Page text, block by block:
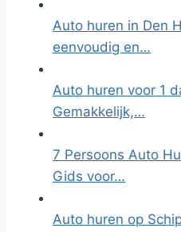
Auto huren in Den
eenvoudig en…
Auto huren voor 1
Gemakkelijk,…
7 Persoons Auto
Gids voor…
Auto huren op